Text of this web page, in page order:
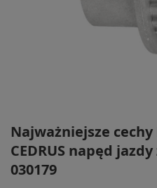
Najważniejsze cechy
CEDRUS napęd
030179